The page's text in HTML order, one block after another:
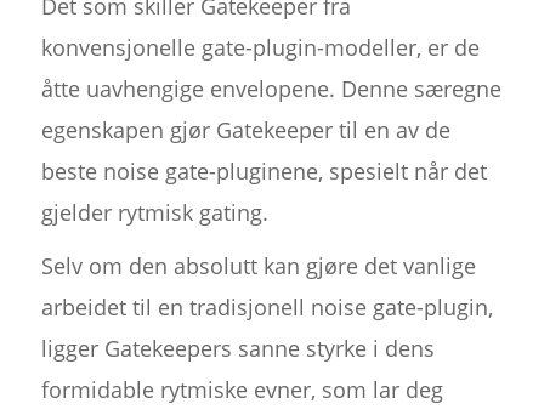
Det som skiller Gatekeeper fra
konvensjonelle gate-plugin-modeller, er de
åtte uavhengige envelopene. Denne særegne
egenskapen gjør Gatekeeper til en av de
beste noise gate-pluginene, spesielt når det
gjelder rytmisk gating.
Selv om den absolutt kan gjøre det vanlige
arbeidet til en tradisjonell noise gate-plugin,
ligger Gatekeepers sanne styrke i dens
formidable rytmiske evner, som lar deg